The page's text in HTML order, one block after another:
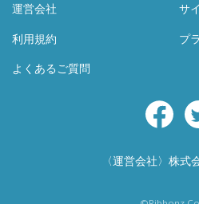
運営会社
サ
利用規約
プ
よくあるご質問
〈運営会社〉株